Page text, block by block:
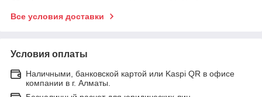
Все условия доставки
Условия оплаты
Наличными, банковской картой или Kaspi QR в офисе
компании в г. Алматы.